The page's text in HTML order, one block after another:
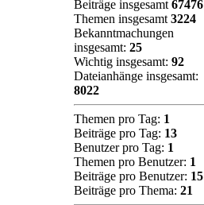
Beiträge insgesamt 67476
Themen insgesamt 3224
Bekanntmachungen
insgesamt: 25
Wichtig insgesamt: 92
Dateianhänge insgesamt:
8022
Themen pro Tag: 1
Beiträge pro Tag: 13
Benutzer pro Tag: 1
Themen pro Benutzer: 1
Beiträge pro Benutzer: 15
Beiträge pro Thema: 21